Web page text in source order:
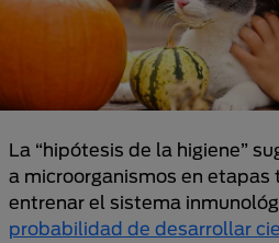
La “hipótesis de la higiene”
a microorganismos en etapas
entrenar el sistema
probabilidad de desarrollar